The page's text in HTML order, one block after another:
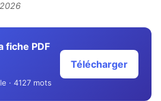
fiche PDF
· 4127 mots
Télécharger